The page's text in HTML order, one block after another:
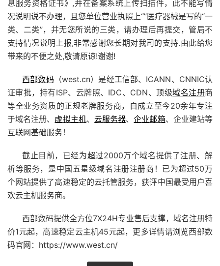
息服务资格证书》,并在备案系统上传扫描件，此不能写情
况说明说不办理，且您单位营业执照上“”医疗器械是写的“一
类、二类”，并无您所说的三类，请办理后再提交，管局不
支持情况说明上报,非常感谢您长期对我司的支持.由此给您
带来的不便之处,敬请原谅!谢谢!
西部数码 （west.cn）是经工信部、ICANN、CNNIC认
证审批，持有ISP、云牌照、IDC、CDN、顶级域名注册商
等全业务资质的正规老牌服务商，自成立至今20余年专注
于域名注册、 虚拟主机、 云服务器、企业邮箱、企业建站等
互联网基础服务！
截止目前，已经为超过2000万个域名提供了注册、解
析等服务，是中国五星级域名注册注册商！已为超过50万
个网站提供了高速稳定的云托管服务，获评中国最受用户喜
欢云主机服务商。
西部数码提供全方位7X24H专业售后支撑，域名注册特
价1元起，高速稳定云主机45元起，更多详情请浏览西部数
码官网：https://www.west.cn/